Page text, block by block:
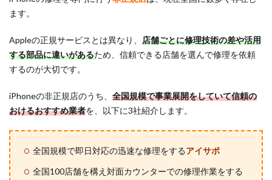
ます。
Appleの正規サービスとは異なり、 店舗ごとに修理技術の差や活用
する部品に違いがあるため、信頼できる店舗を選んで修理を依頼
するのが大切です。
iPhoneの非正規店のうち、 全国規模で事業展開をしていて信頼の
おけるおすすめ業者を、以下に3社紹介します。
全国規模で即日対応の迅速な修理をするアイサポ
全国100店舗を構え対面カウンターでの修理作業をする